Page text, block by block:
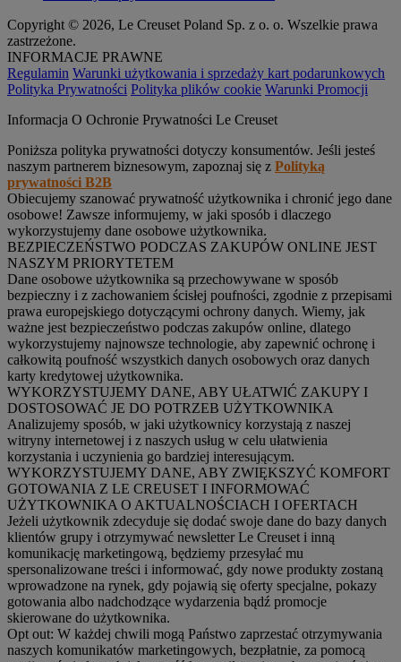
Copyright © 2026, Le Creuset Poland Sp. z o. o. Wszelkie prawa
zastrzeżone.
INFORMACJE PRAWNE
Regulamin Warunki użytkowania i sprzedaży kart podarunkowych
Polityka Prywatności Polityka plików cookie Warunki Promocji
Informacja O Ochronie Prywatności Le Creuset
Poniższa polityka prywatności dotyczy konsumentów. Jeśli jesteś
naszym partnerem biznesowym, zapoznaj się z Polityką
prywatności B2B
Obiecujemy szanować prywatność użytkownika i chronić jego dane
osobowe! Zawsze informujemy, w jaki sposób i dlaczego
wykorzystujemy dane osobowe użytkownika.
BEZPIECZEŃSTWO PODCZAS ZAKUPÓW ONLINE JEST
NASZYM PRIORYTETEM
Dane osobowe użytkownika są przechowywane w sposób
bezpieczny i z zachowaniem ścisłej poufności, zgodnie z przepisami
prawa europejskiego dotyczącymi ochrony danych. Wiemy, jak
ważne jest bezpieczeństwo podczas zakupów online, dlatego
wykorzystujemy najnowsze technologie, aby zapewnić ochronę i
całkowitą poufność wszystkich danych osobowych oraz danych
karty kredytowej użytkownika.
WYKORZYSTUJEMY DANE, ABY UŁATWIĆ ZAKUPY I
DOSTOSOWAĆ JE DO POTRZEB UŻYTKOWNIKA
Analizujemy sposób, w jaki użytkownicy korzystają z naszej
witryny internetowej i z naszych usług w celu ułatwienia
korzystania i uczynienia go bardziej interesującym.
WYKORZYSTUJEMY DANE, ABY ZWIĘKSZYĆ KOMFORT
GOTOWANIA Z LE CREUSET I INFORMOWAĆ
UŻYTKOWNIKA O AKTUALNOŚCIACH I OFERTACH
Jeżeli użytkownik zdecyduje się dodać swoje dane do bazy danych
klientów grupy i otrzymywać newsletter Le Creuset i inną
komunikację marketingową, będziemy przesyłać mu
spersonalizowane treści i informować, gdy nowe produkty zostaną
wprowadzone na rynek, gdy pojawią się oferty specjalne, pokazy
gotowania albo nadchodzące wydarzenia bądź promocje
skierowane do użytkownika.
Opt out: W każdej chwili mogą Państwo zaprzestać otrzymywania
naszych komunikatów marketingowych, bezpłatnie, za pomocą